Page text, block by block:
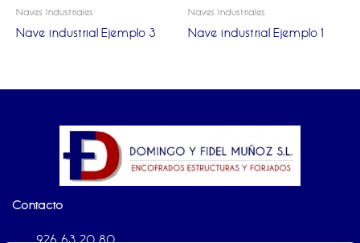
Naves Industriales
Nave industrial Ejemplo 3
Naves Industriales
Nave industrial Ejemplo 1
Contacto
926 63 20 80